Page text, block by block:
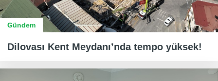
Gündem
Dilovası Kent Meydanı’nda tempo yüksek!